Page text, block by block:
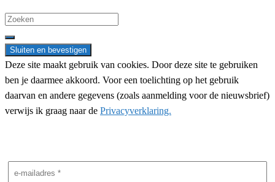
Search
for:
Deze site maakt gebruik van cookies. Door deze site te gebruiken
ben je daarmee akkoord. Voor een toelichting op het gebruik
daarvan en andere gegevens (zoals aanmelding voor de nieuwsbrief)
verwijs ik graag naar de Privacyverklaring.